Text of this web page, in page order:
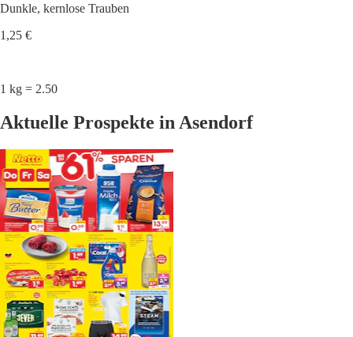
Dunkle, kernlose Trauben
1,25 €
1 kg = 2.50
Aktuelle Prospekte in Asendorf